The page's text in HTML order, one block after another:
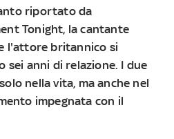
riportato da
Tonight, la cantante
l'attore britannico si
sei anni di relazione. I due
nella vita, ma anche nel
impegnata con il